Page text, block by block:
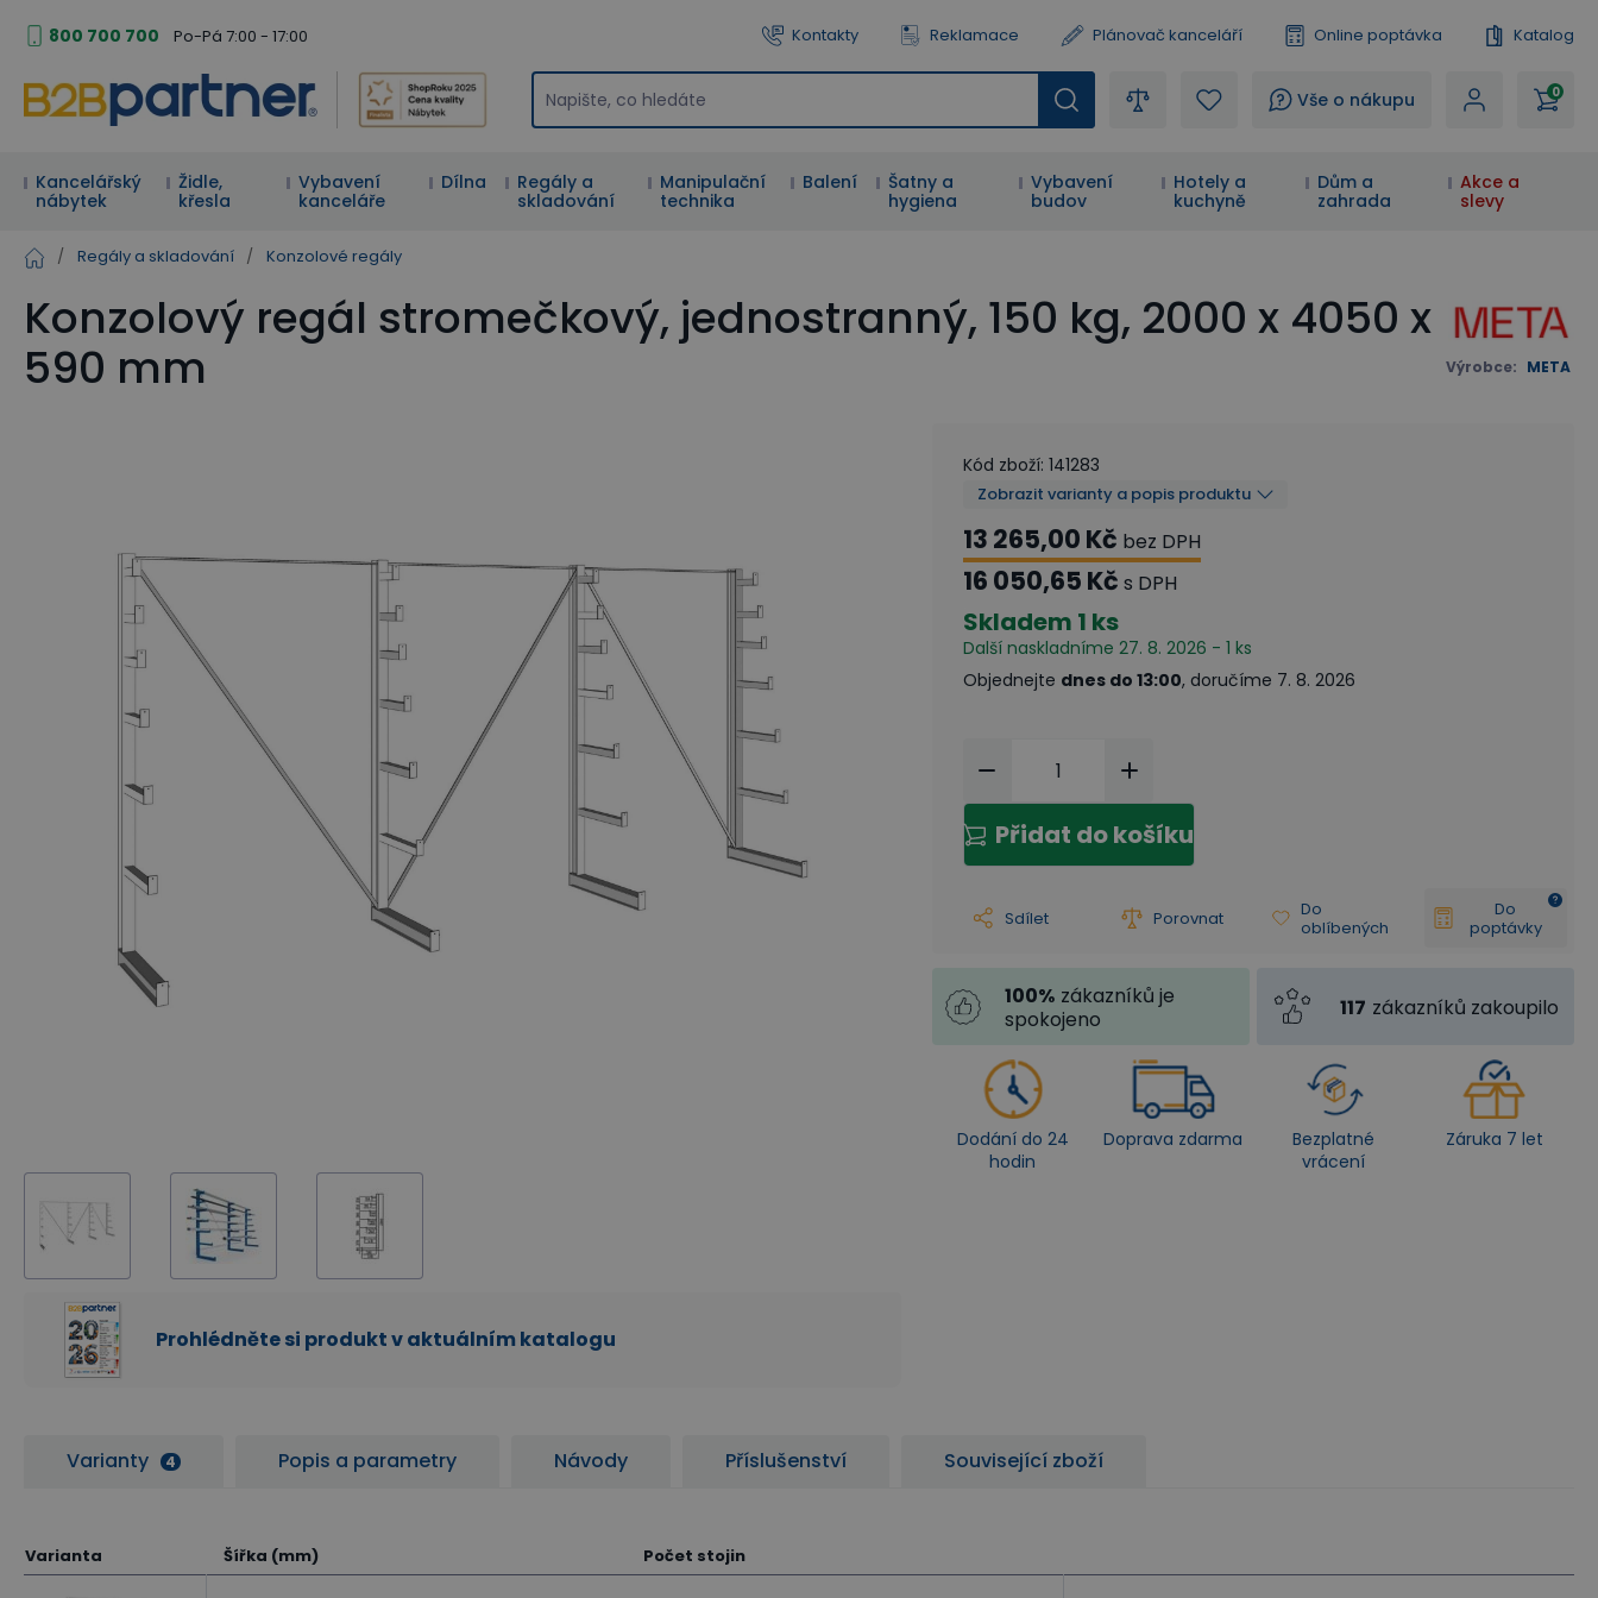
800 700 700 Po-Pá 7:00 - 17:00 Kontakty Reklamace Plánovač kanceláří Online poptávka Katalog
? Vše o nákupu 0
Kancelářský
nábytek
Židle,
křesla
Vybavení
kanceláře
Dílna
Regály a
skladování
Manipulační
technika
Balení
Šatny a
hygiena
Vybavení
budov
Hotely a
kuchyně
Dům a
zahrada
Akce a
slevy
/ Regály a skladování / Konzolové regály
Konzolový regál stromečkový, jednostranný, 150 kg, 2000 x 4050 x
590 mm
Výrobce: META
Prohlédněte si produkt v aktuálním katalogu
Kód zboží: 141283
Zobrazit varianty a popis produktu
13 265,00 Kč bez DPH
16 050,65 Kč s DPH
Skladem 1 ks
Další naskladníme 27. 8. 2026 - 1 ks
Objednejte dnes do 13:00, doručíme 7. 8. 2026
Přidat do košíku
Sdílet Porovnat
Do
oblíbených
Do
poptávky
100% zákazníků je
spokojeno
117 zákazníků zakoupilo
Dodání do 24
hodin
Doprava zdarma
Bezplatné
vrácení
Záruka 7 let
Varianty 4 Popis a parametry Návody Příslušenství Související zboží
Varianta Šířka (mm) Počet stojin